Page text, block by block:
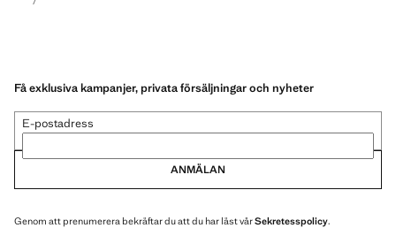
Få exklusiva kampanjer, privata försäljningar och nyheter
E-postadress
ANMÄLAN
Genom att prenumerera bekräftar du att du har läst vårSekretesspolicy.